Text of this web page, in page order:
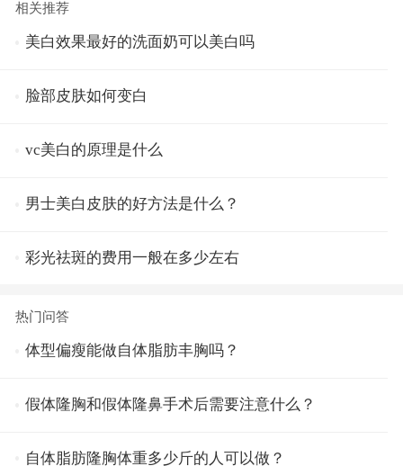
相关推荐
美白效果最好的洗面奶可以美白吗
脸部皮肤如何变白
vc美白的原理是什么
男士美白皮肤的好方法是什么？
彩光祛斑的费用一般在多少左右
热门问答
体型偏瘦能做自体脂肪丰胸吗？
假体隆胸和假体隆鼻手术后需要注意什么？
自体脂肪隆胸体重多少斤的人可以做？